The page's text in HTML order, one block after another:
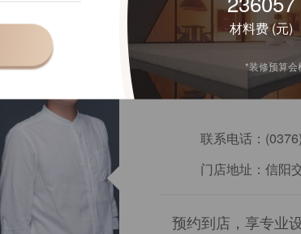
信阳交换空
设计案例：20 套
联系电话：
门店地址： 信阳
预约到店，享专业
材料费 (元)
*装修预算会